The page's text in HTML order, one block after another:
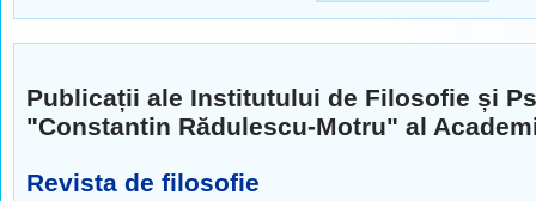
Publicații ale Institutului de Filosofie și
"Constantin Rădulescu-Motru" al
Revista de filosofie